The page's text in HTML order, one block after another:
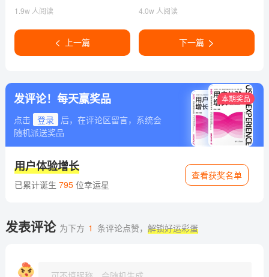
1.9w 人阅读
上一篇
4.0w 人阅读
下一篇
发评论！每天赢奖品
点击 登录
后，在评论区留言，系统会
随机派送奖品
本期奖品
用户体验增长
已累计诞生 795位幸运星
查看获奖名单
发表评论 为下方 1 条评论点赞，解锁好运彩蛋